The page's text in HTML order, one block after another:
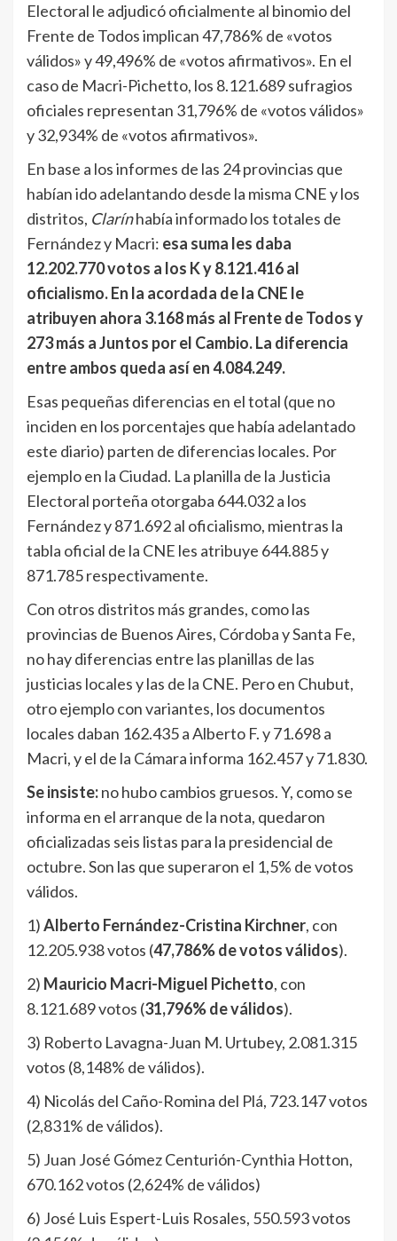
Electoral le adjudicó oficialmente al binomio del
Frente de Todos implican 47,786% de «votos
válidos» y 49,496% de «votos afirmativos». En el
caso de Macri-Pichetto, los 8.121.689 sufragios
oficiales representan 31,796% de «votos válidos»
y 32,934% de «votos afirmativos».
En base a los informes de las 24 provincias que
habían ido adelantando desde la misma CNE y los
distritos, Clarínhabía informado los totales de
Fernández y Macri: esa suma les daba
12.202.770 votos a los K y 8.121.416 al
oficialismo. En la acordada de la CNE le
atribuyen ahora 3.168 más al Frente de Todos y
273 más a Juntos por el Cambio. La diferencia
entre ambos queda así en 4.084.249.
Esas pequeñas diferencias en el total (que no
inciden en los porcentajes que había adelantado
este diario) parten de diferencias locales. Por
ejemplo en la Ciudad. La planilla de la Justicia
Electoral porteña otorgaba 644.032 a los
Fernández y 871.692 al oficialismo, mientras la
tabla oficial de la CNE les atribuye 644.885 y
871.785 respectivamente.
Con otros distritos más grandes, como las
provincias de Buenos Aires, Córdoba y Santa Fe,
no hay diferencias entre las planillas de las
justicias locales y las de la CNE. Pero en Chubut,
otro ejemplo con variantes, los documentos
locales daban 162.435 a Alberto F. y 71.698 a
Macri, y el de la Cámara informa 162.457 y 71.830.
Se insiste:no hubo cambios gruesos. Y, como se
informa en el arranque de la nota, quedaron
oficializadas seis listas para la presidencial de
octubre. Son las que superaron el 1,5% de votos
válidos.
1)Alberto Fernández-Cristina Kirchner, con
12.205.938 votos (47,786% de votos válidos).
2) Mauricio Macri-Miguel Pichetto, con
8.121.689 votos (31,796% de válidos).
3) Roberto Lavagna-Juan M. Urtubey, 2.081.315
votos (8,148% de válidos).
4) Nicolás del Caño-Romina del Plá, 723.147 votos
(2,831% de válidos).
5) Juan José Gómez Centurión-Cynthia Hotton,
670.162 votos (2,624% de válidos)
6) José Luis Espert-Luis Rosales, 550.593 votos